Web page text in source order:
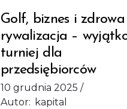
Golf, biznes i zdrowa
rywalizacja –
turniej dla
przedsiębiorców
10 grudnia 2025
Autor: kapital